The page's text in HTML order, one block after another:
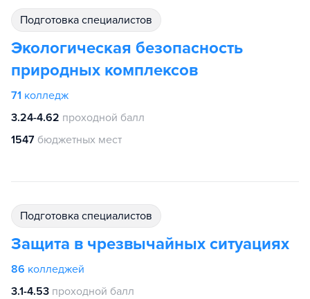
подготовка специалистов
Экологическая безопасность
природных комплексов
71 колледж
3.24-4.62 проходной балл
1547 бюджетных мест
подготовка специалистов
Защита в чрезвычайных ситуациях
86 колледжей
3.1-4.53 проходной балл